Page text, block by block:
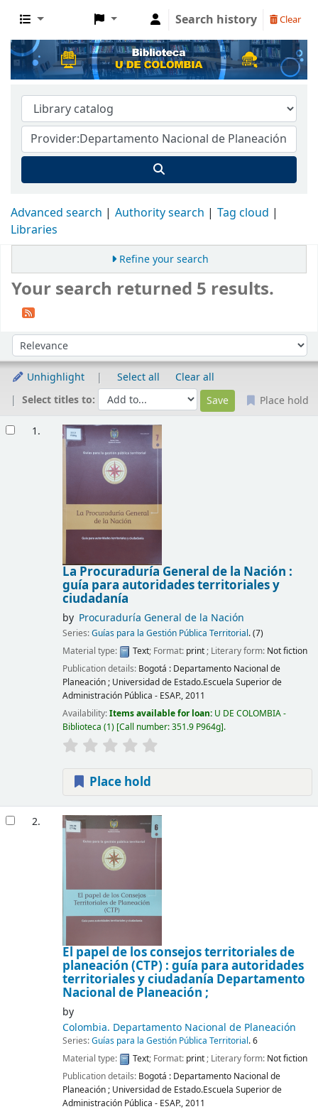
Search history Clear
Advanced search Authority search
Tag cloud
Libraries
Refine your search
Your search returned 5 results.
Sort by:
Unhighlight Select all
Clear all
Select titles to:
Place hold
1.
La Procuraduría General de la Nación :
guía para autoridades territoriales y
ciudadanía
by Procuraduría General de la Nación
Series:Guías para la Gestión Pública Territorial. (7)
Material type:
Text; Format: print; Literary form: Not fiction
Publication details: Bogotá : Departamento Nacional de
Planeación ; Universidad de Estado.Escuela Superior de
Administración Pública - ESAP.,2011
Availability:Items available for loan: U DE COLOMBIA -
Biblioteca (1) Call number:351.9 P964g .
Place hold
2.
El papel de los consejos territoriales de
planeación (CTP) : guía para autoridades
territoriales y ciudadanía Departamento
Nacional de Planeación ;
by
Colombia. Departamento Nacional de Planeación
Series:Guías para la Gestión Pública Territorial. 6
Material type:
Text; Format: print; Literary form: Not fiction
Publication details: Bogotá : Departamento Nacional de
Planeación ; Universidad de Estado.Escuela Superior de
Administración Pública - ESAP.,2011